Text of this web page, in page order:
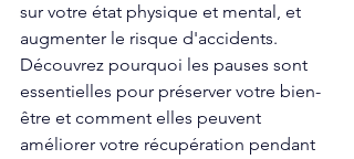
sur votre état physique et mental, et
augmenter le risque d'accidents.
Découvrez pourquoi les pauses sont
essentielles pour préserver votre bien-
être et comment elles peuvent
améliorer votre récupération pendant